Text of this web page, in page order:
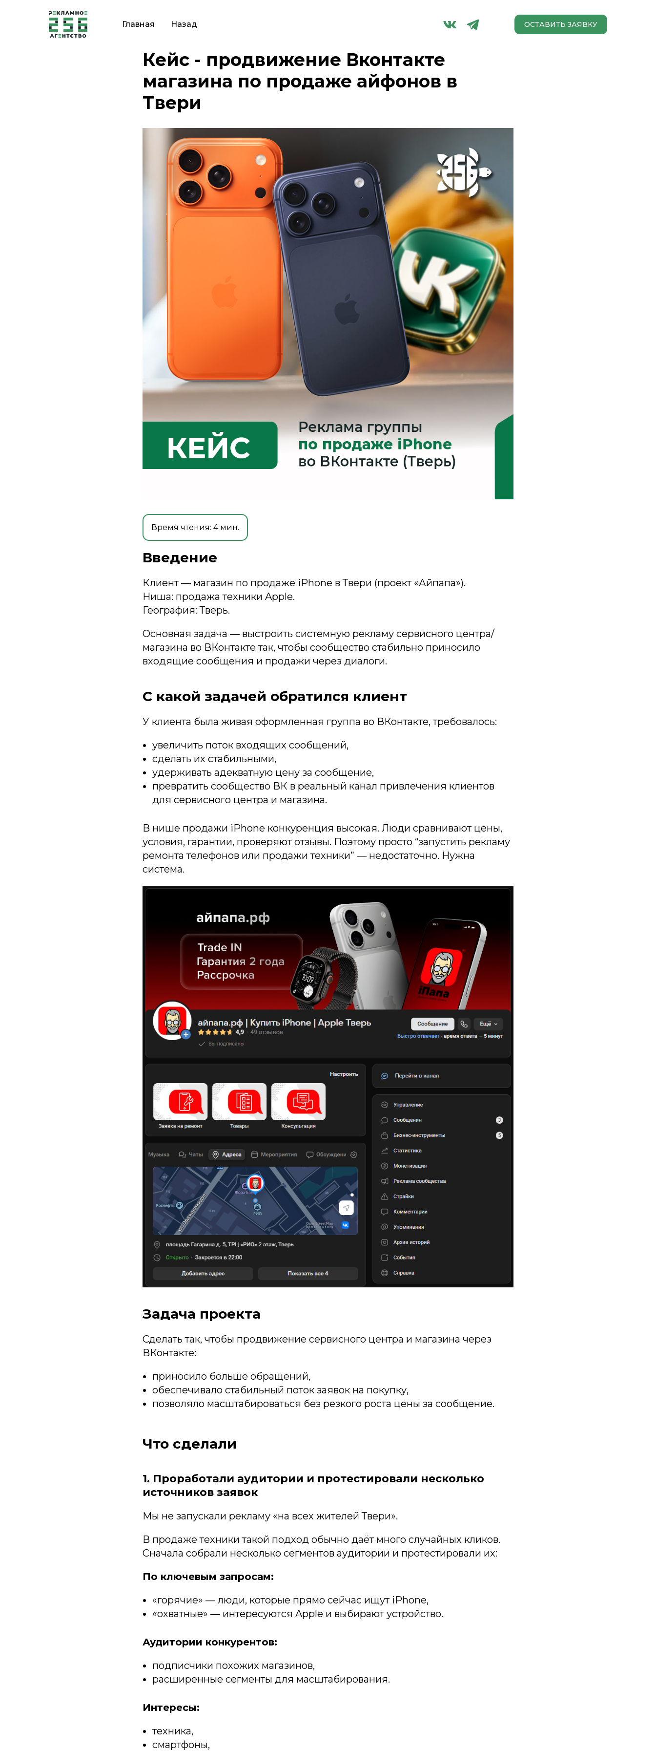
Главная Назад ОСТАВИТЬ ЗАЯВКУ
Кейс - продвижение Вконтакте
магазина по продаже айфонов в
Твери
Время чтения: 4 мин.
Введение
Клиент — магазин по продаже iPhone в Твери (проект «Айпапа»).
Ниша: продажа техники Apple.
География: Тверь.
Основная задача — выстроить системную рекламу сервисного центра/
магазина во ВКонтакте так, чтобы сообщество стабильно приносило
входящие сообщения и продажи через диалоги.
С какой задачей обратился клиент
У клиента была живая оформленная группа во ВКонтакте, требовалось:
увеличить поток входящих сообщений,
сделать их стабильными,
удерживать адекватную цену за сообщение,
превратить сообщество ВК в реальный канал привлечения клиентов
для сервисного центра и магазина.
В нише продажи iPhone конкуренция высокая. Люди сравнивают цены,
условия, гарантии, проверяют отзывы. Поэтому просто “запустить рекламу
ремонта телефонов или продажи техники” — недостаточно. Нужна
система.
Задача проекта
Сделать так, чтобы продвижение сервисного центра и магазина через
ВКонтакте:
приносило больше обращений,
обеспечивало стабильный поток заявок на покупку,
позволяло масштабироваться без резкого роста цены за сообщение.
Что сделали
1. Проработали аудитории и протестировали несколько
источников заявок
Мы не запускали рекламу «на всех жителей Твери».
В продаже техники такой подход обычно даёт много случайных кликов.
Сначала собрали несколько сегментов аудитории и протестировали их:
По ключевым запросам:
«горячие» — люди, которые прямо сейчас ищут iPhone,
«охватные» — интересуются Apple и выбирают устройство.
Аудитории конкурентов:
подписчики похожих магазинов,
расширенные сегменты для масштабирования.
Интересы:
техника,
смартфоны,